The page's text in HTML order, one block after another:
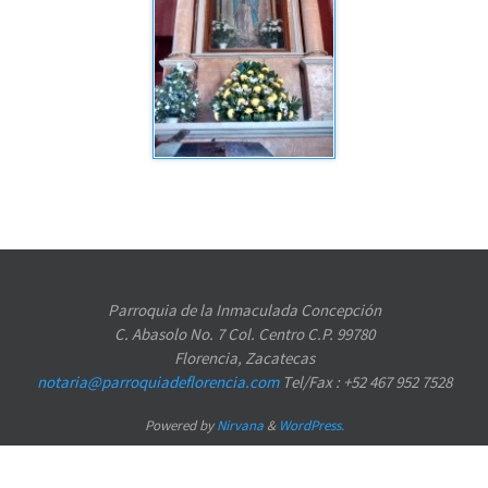
Parroquia de la Inmaculada Concepción
C. Abasolo No. 7 Col. Centro C.P. 99780
Florencia, Zacatecas
notaria@parroquiadeflorencia.comTel/Fax : +52 467 952 7528
Powered byNirvana& WordPress.